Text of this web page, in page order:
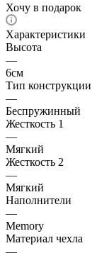
Хочу в подарок
Характеристики
Высота
—
6см
Тип конструкции
—
Беспружинный
Жесткость 1
—
Мягкий
Жесткость 2
—
Мягкий
Наполнители
—
Memory
Материал чехла